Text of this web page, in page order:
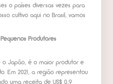
o países diversas vezes para
cultivo aqui no Brasil, vamos
Produtores
o Japão, é o maior produtor e
Em 2021, a região representou
uma receita de US$ 0,9